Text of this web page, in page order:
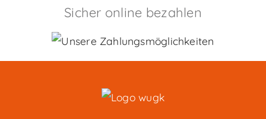
Optionen
auf
gewählt
Sicher online bezahlen